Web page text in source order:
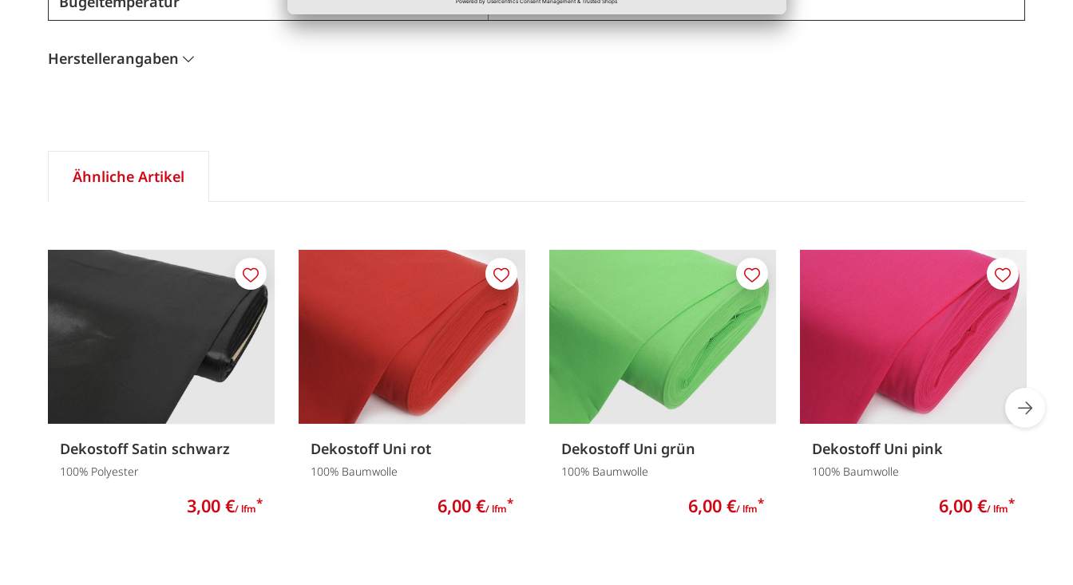
Herstellerangaben
Ähnliche Artikel
Dekostoff Satin schwarz
100% Polyester
3,00 €/ lfm*
Merken
Dekostoff Uni rot
100% Baumwolle
6,00 €/ lfm*
Merken
Dekostoff Uni grün
100% Baumwolle
6,00 €/ lfm*
Merken
Dekostoff Uni pink
100% Baumwolle
6,00 €/ lfm*
Merken